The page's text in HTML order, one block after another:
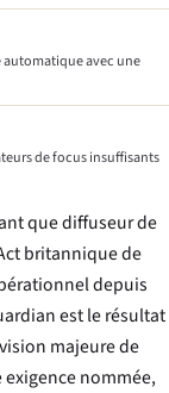
automatique avec une
de focus insuffisants
que diffuseur de
britannique de
depuis
est le résultat
majeure de
exigence nommée,